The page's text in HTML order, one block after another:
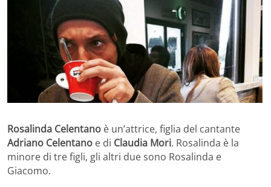
Rosalinda Celentano è un’attrice, figlia del cantante
Adriano Celentano e di Claudia Mori. Rosalinda è la
minore di tre figli, gli altri due sono Rosalinda e
Giacomo.